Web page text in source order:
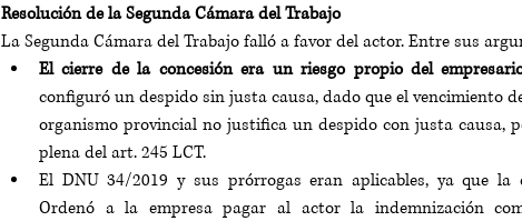
Resolución de la Segunda Cámara del Trabajo
La Segunda Cámara del Trabajo falló a favor del actor. Entre sus
El cierre de la concesión era un riesgo propio del
configuró un despido sin justa causa, dado que el vencimiento
organismo provincial no justifica un despido con justa causa,
plena del art. 245 LCT.
El DNU 34/2019 y sus prórrogas eran aplicables, ya que la
Ordenó a la empresa pagar al actor la indemnización